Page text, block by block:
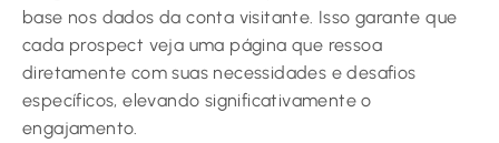
base nos dados da conta visitante. Isso garante que
cada prospect veja uma página que ressoa
diretamente com suas necessidades e desafios
específicos, elevando significativamente o
engajamento.